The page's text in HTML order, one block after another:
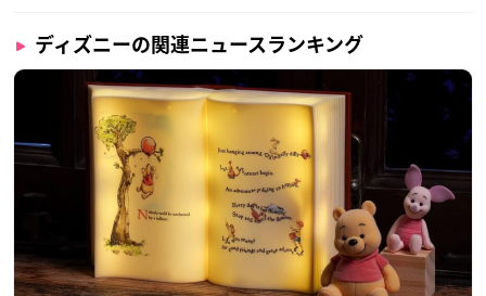
ディズニーの関連ニュースランキング